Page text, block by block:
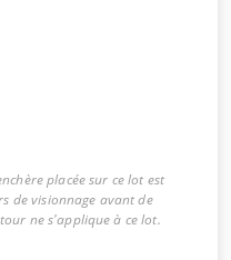
placée sur ce lot est
de visionnage avant de
ne s'applique à ce lot.